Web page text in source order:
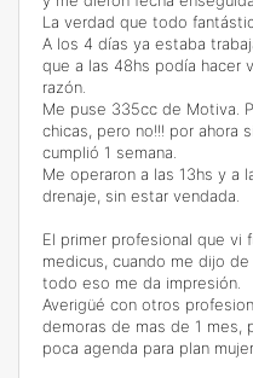
La verdad que todo
A los 4 días ya estaba
que a las 48hs podía hacer
razón.
Me puse 335cc de Motiva.
chicas, pero no!!! por ahora
cumplió 1 semana.
Me operaron a las 13hs y a
drenaje, sin estar vendada.
El primer profesional que vi
medicus, cuando me dijo
todo eso me da impresión.
Averigüé con otros
demoras de mas de 1 mes,
poca agenda para plan